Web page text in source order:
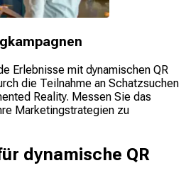
Erlebnisse mit dynamischen QR
die Teilnahme an Schatzsuchen
Reality. Messen Sie das
Marketingstrategien zu
dynamische QR